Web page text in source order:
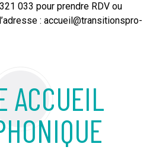
033 pour prendre RDV ou
: accueil@transitionspro-
ACCUEIL